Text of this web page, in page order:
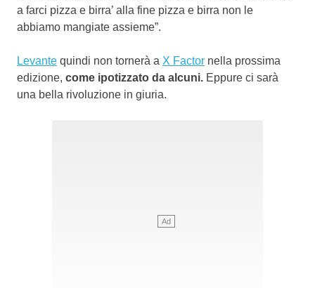
a farci pizza e birra’ alla fine pizza e birra non le
abbiamo mangiate assieme”.
Levante quindi non tornerà a X Factor nella prossima
edizione, come ipotizzato da alcuni. Eppure ci sarà
una bella rivoluzione in giuria.